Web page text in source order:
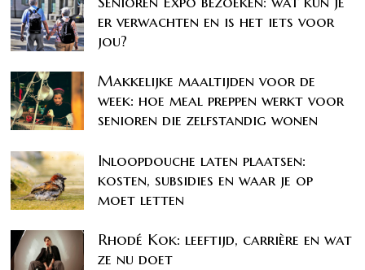
er verwachten en is het iets voor
jou?
Makkelijke maaltijden voor de
week: hoe meal preppen werkt voor
senioren die zelfstandig wonen
Inloopdouche laten plaatsen:
kosten, subsidies en waar je op
moet letten
Rhodé Kok: leeftijd, carrière en wat
ze nu doet